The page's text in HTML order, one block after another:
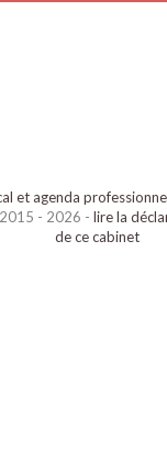
et agenda
- 2026 - lire la
de ce cabinet